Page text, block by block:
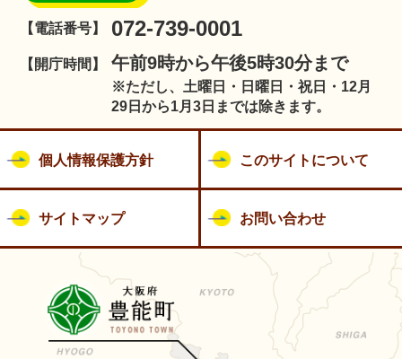
【電話番号】 072-739-0001
【開庁時間】 午前9時から午後5時30分まで
※ただし、土曜日・日曜日・祝日・12月
29日から1月3日までは除きます。
個人情報保護方針 このサイトについて
サイトマップ お問い合わせ